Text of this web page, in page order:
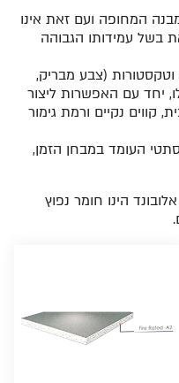
המחופה ועם זאת אינו
בשל עמידותו הגבוהה
וטקסטורות (צבע מבריק,
יחד עם האפשרות ליצור
קווים נקיים ורמת גימור
העומד במבחן הזמן,
הינו חומר נפוץ